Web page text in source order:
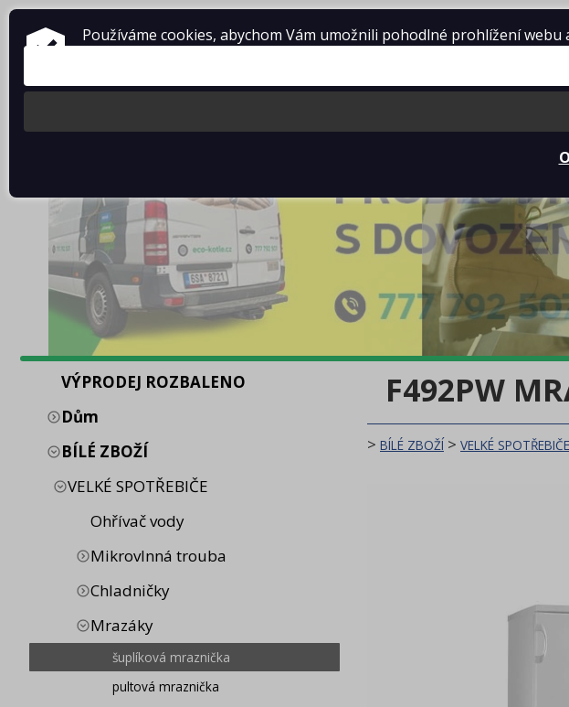
VÝPRODEJ ROZBALENO
Dům
BÍLÉ ZBOŽÍ
VELKÉ SPOTŘEBIČE
Ohřívač vody
Mikrovlnná trouba
Chladničky
Mrazáky
šuplíková mraznička
pultová mraznička
F492PW
> BÍLÉ ZBOŽÍ> VELKÉ SPOTŘEBIČE
Používáme cookies, abychom Vám umožnili pohodlné prohlížení